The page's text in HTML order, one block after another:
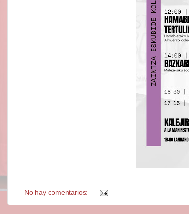
No hay comentarios: